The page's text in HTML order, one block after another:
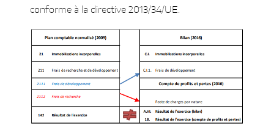
conforme à la directive 2013/34/UE.